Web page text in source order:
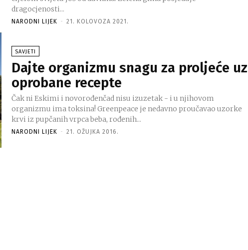
dragocjenosti...
NARODNI LIJEK - 21. KOLOVOZA 2021.
SAVJETI
Dajte organizmu snagu za proljeće uz
oprobane recepte
Čak ni Eskimi i novorođenčad nisu izuzetak - i u njihovom
organizmu ima toksina! Greenpeace je nedavno proučavao uzorke
krvi iz pupčanih vrpca beba, rođenih...
NARODNI LIJEK - 21. OŽUJKA 2016.